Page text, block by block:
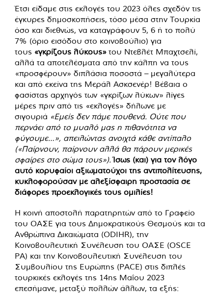
Έτσι είδαμε στις εκλογές του 2023 όλες σχεδόν τις
έγκυρες δημοσκοπήσεις, τόσο μέσα στην Τουρκία
όσο και διεθνώς, να καταγράφουν 5, 6 ή το πολύ
7% (όριο εισόδου στο κοινοβούλιο) για
τους «γκρίζους λύκους» του Ντεβλέτ Μπαχτσελί,
αλλά τα αποτελέσματα από την κάλπη να τους
«προσφέρουν» διπλάσια ποσοστά – μεγαλύτερα
και από εκείνα της Μεράλ Ασκσενέρ! Βέβαια ο
φασίστας αρχηγός των «γκρίζων λύκων» λίγες
μέρες πριν από τις «εκλογές» δήλωνε με
σιγουριά «Εμείς δεν πάμε πουθενά. Ούτε που
περνάει από το μυαλό μας η πιθανότητα να
φύγουμε…», απειλώντας ανοιχτά κάθε αντίπαλο
(«Παίρνουν, παίρνουν αλλά θα πάρουν μερικές
σφαίρες στο σώμα τους»). Ίσως (και) για τον λόγο
αυτό κορυφαίοι αξιωματούχοι της αντιπολίτευσης,
κυκλοφορούσαν με αλεξίσφαιρη προστασία σε
διάφορες προεκλογικές τους ομιλίες!
Η κοινή αποστολή παρατηρητών από το Γραφείο
του ΟΑΣΕ για τους Δημοκρατικούς Θεσμούς και τα
Ανθρώπινα Δικαιώματα (ODIHR), την
Κοινοβουλευτική Συνέλευση του ΟΑΣΕ (OSCE
PA) και την Κοινοβουλευτική Συνέλευση του
Συμβουλίου της Ευρώπης (PACE) στις διπλές
τουρκικές εκλογές της 14ης Μαΐου 2023
επεσήμανε, μεταξύ πολλών άλλων, τα εξής: